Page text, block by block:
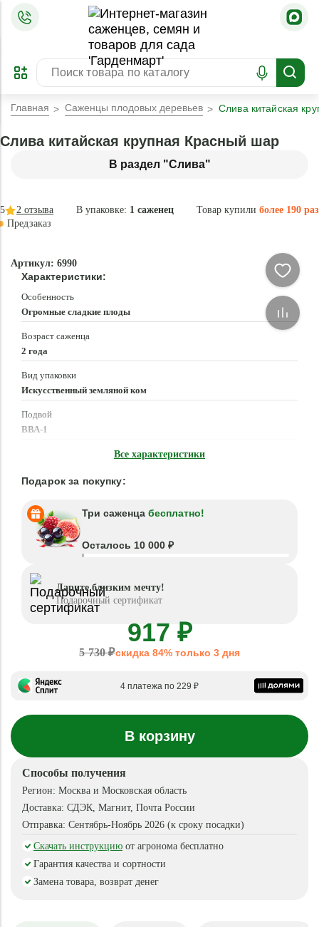
ПРЕДЗАКАЗ
ЗАБРОНИРОВАТЬ
ЛУЧШЕЕ
Главная Саженцы плодовых деревьев Слива китайская
В раздел "Слива"
Слива китайская крупная Красный шар
В упаковке: 1 саженец Товар купили более 190 раз
5 2 отзыва
Предзаказ
Артикул: 6990
Характеристики:
Особенность
Огромные сладкие плоды
Возраст саженца
2 года
Вид упаковки
Искусственный земляной ком
Подвой
ВВА-1
Все характеристики
Подарок за покупку:
Три саженца бесплатно!
Осталось 10 000 ₽
Дарите близким мечту!
Подарочный сертификат
917 ₽
5 730 ₽скидка 84% только 3 дня
4 платежа по 229 ₽
В корзину
Способы получения
Регион: Москва и Московская область
Доставка: СДЭК, Магнит, Почта России
Отправка: Сентябрь-Ноябрь 2026 (к сроку посадки)
Скачать инструкцию от агронома бесплатно
Гарантия качества и сортности
Замена товара, возврат денег